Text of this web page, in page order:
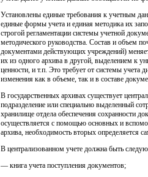
Установлены единые требования к учетным
единые формы учета и единая методика их
строгой регламентации системы учетной
методического руководства. Состав и объем
документами действующих учреждений)
их из одного архива в другой, выделением к
ценности, и т.п. Это требует от системы учета
изменения как в объеме, так и в составе
В государственных архивах существует
подразделение или специально выделенный
хранилище отдела обеспечения сохранности
осуществляется с помощью основных и
архива, необходимость вторых определяется
В централизованном учете должна быть
— книга учета поступления документов;